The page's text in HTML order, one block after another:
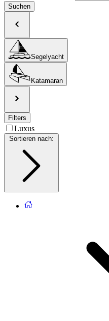
Suchen
Segelyacht
Katamaran
Filters
Luxus
Sortieren nach